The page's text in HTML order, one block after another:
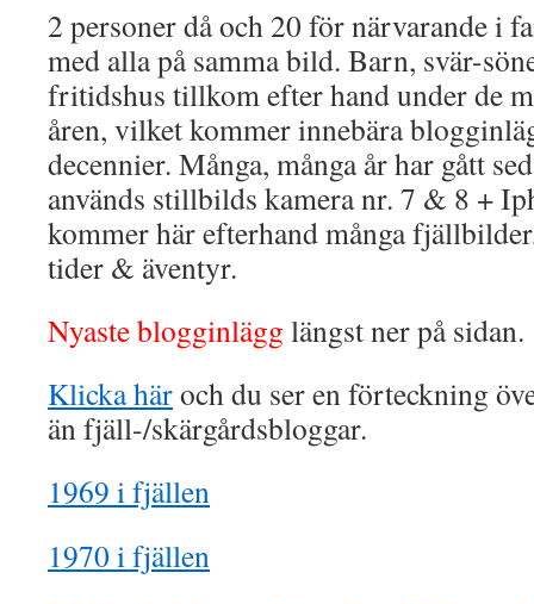
2 personer då och 20 för närvarande i
med alla på samma bild. Barn, svär-
fritidshus tillkom efter hand under de
åren, vilket kommer innebära
decennier. Många, många år har gått
används stillbilds kamera nr. 7 & 8 +
kommer här efterhand många
tider & äventyr.
Nyaste blogginlägg längst ner på sidan.
Klicka häroch du ser en förteckning
än fjäll-/skärgårdsbloggar.
1969 i fjällen
1970 i fjällen